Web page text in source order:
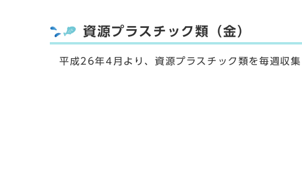
資源プラスチック類（金）
平成26年4月より、資源プラスチック類を毎週収集